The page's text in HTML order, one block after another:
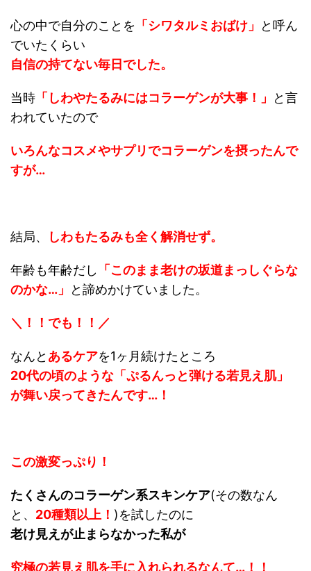
心の中で自分のことを 「シワタルミおばけ」
と呼ん
でいたくらい
自信の持てない毎日でした。
当時 「しわやたるみにはコラーゲンが大事！」
と言
われていたので
いろんなコスメやサプリでコラーゲンを摂ったんで
すが…
結局、 しわもたるみも全く解消せず。
年齢も年齢だし
「このまま老けの坂道まっしぐらな
のかな…」
と諦めかけていました。
＼！！でも！！／
なんと あるケアを1ヶ月続けたところ
20代の頃のような「ぷるんっと弾ける若見え肌」
が舞い戻ってきたんです…！
この激変っぷり！
たくさんのコラーゲン系スキンケア(その数なん
と、 20種類以上！ )を試したのに
老け見えが止まらなかった私が
究極の若見え肌を手に入れられるなんて…！！